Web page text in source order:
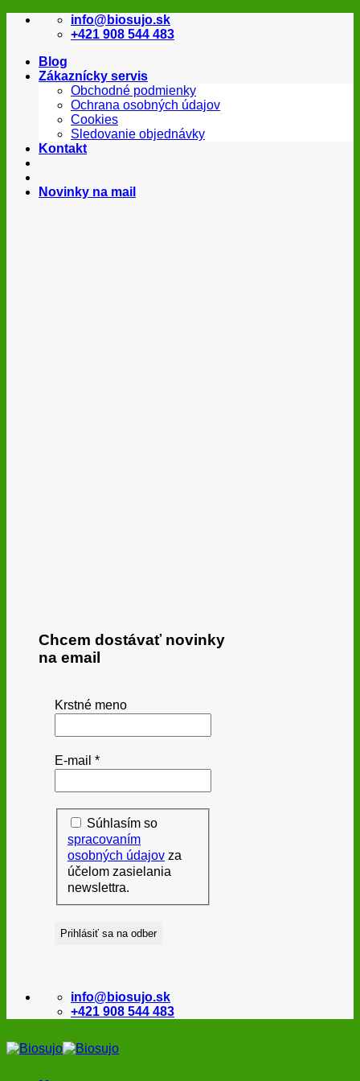
Skip
info@biosujo.sk
+421 908 544 483
Blog
Zákaznícky servis
Obchodné podmienky
Ochrana osobných údajov
Cookies
Sledovanie objednávky
Kontakt
Novinky na mail
Chcem dostávať novinky
na email
Krstné meno
E-mail *
Súhlasím so
spracovaním
osobných údajov za
účelom zasielania
newslettra.
info@biosujo.sk
+421 908 544 483